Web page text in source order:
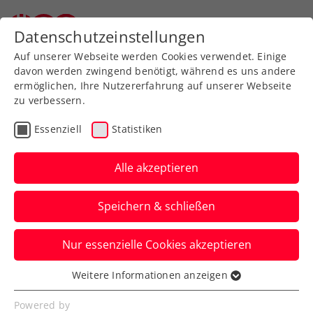
Zum Turnierkalender
Zischka ÖTV Seniors Trophy
2026 powered by HEAD, 4.
Turnier
21.05.2026
Datenschutzeinstellungen
Auf unserer Webseite werden Cookies verwendet. Einige
davon werden zwingend benötigt, während es uns andere
ermöglichen, Ihre Nutzererfahrung auf unserer Webseite
zu verbessern.
Essenziell Statistiken
Alle akzeptieren
Speichern & schließen
Nur essenzielle Cookies akzeptieren
Essenziell
Essenzielle Cookies werden für grundlegende
Weitere Informationen anzeigen
Powered by